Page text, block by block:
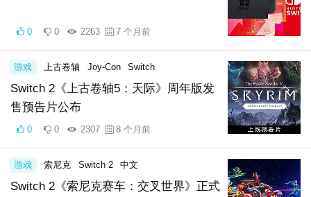
0 0 2263 7 个月前
Switch 2《上古卷轴5：天际》周年版发
售预告片公布
游戏 上古卷轴 Joy-Con Switch
0 0 2307 8 个月前
Switch 2《索尼克赛车：交叉世界》正式
游戏 索尼克 Switch 2 中文